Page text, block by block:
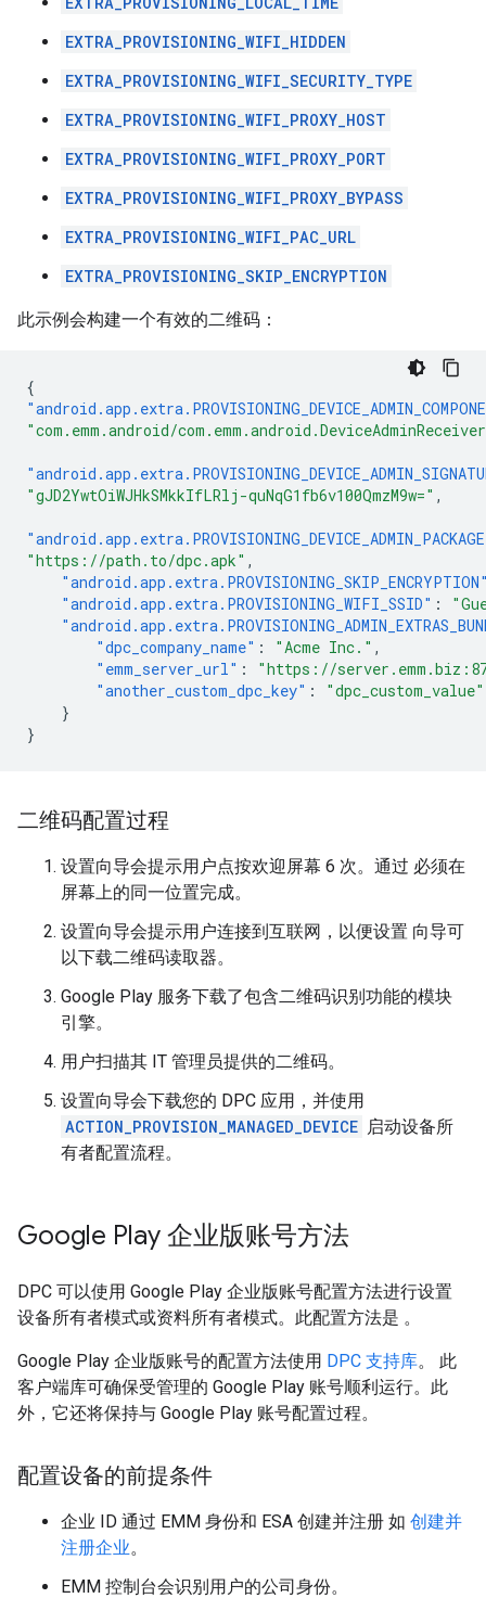
EXTRA_PROVISIONING_WIFI_HIDDEN
EXTRA_PROVISIONING_WIFI_SECURITY_TYPE
EXTRA_PROVISIONING_WIFI_PROXY_HOST
EXTRA_PROVISIONING_WIFI_PROXY_PORT
EXTRA_PROVISIONING_WIFI_PROXY_BYPASS
EXTRA_PROVISIONING_WIFI_PAC_URL
EXTRA_PROVISIONING_SKIP_ENCRYPTION
此示例会构建一个有效的二维码：
{
"com.emm.android/
"gJD2YwtOiWJHkSMkkIfLRlj-quNqG1fb6v100QmzM9w=" ,
"https://path.to/dpc.apk" ,
"android.app.extra.PROVISIONING_WIFI_SSID" :
"dpc_company_name" : "Acme Inc." ,
"emm_server_url" :
"https://
"another_custom_dpc_key" :
"dpc_custom_value"
}
}
二维码配置过程
设置向导会提示用户点按欢迎屏幕 6 次。通过 必须在
屏幕上的同一位置完成。
设置向导会提示用户连接到互联网，以便设置 向导可
以下载二维码读取器。
Google Play 服务下载了包含二维码识别功能的模块
引擎。
用户扫描其 IT 管理员提供的二维码。
设置向导会下载您的 DPC 应用，并使用
ACTION_PROVISION_MANAGED_DEVICE 启动设备所
有者配置流程。
Google Play 企业版账号方法
DPC 可以使用 Google Play 企业版账号配置方法进行设置
设备所有者模式或资料所有者模式。此配置方法是 。
Google Play 企业版账号的配置方法使用 DPC 支持库。 此
客户端库可确保受管理的 Google Play 账号顺利运行。此
外，它还将保持与 Google Play 账号配置过程。
配置设备的前提条件
企业 ID 通过 EMM 身份和 ESA 创建并注册 如 创建并
注册企业。
EMM 控制台会识别用户的公司身份。